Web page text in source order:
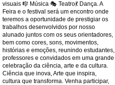
visuais 🎼 Música 🎭 Teatro💃 Dança. A
Feira e o festival será um encontro onde
teremos a oportunidade de prestigiar os
trabalhos desenvolvidos por nosso
alunado juntos com os seus orientadores,
bem como cores, sons, movimentos,
histórias e emoções, reunindo estudantes,
professores e convidados em uma grande
celebração da ciência, arte e da cultura.
Ciência que inova, Arte que inspira,
cultura que transforma. Venha participar,